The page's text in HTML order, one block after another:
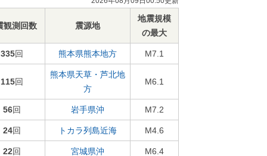
観測回数 震源地
地震規模
の最大
335回 熊本県熊本地方 M7.1
115回
熊本県天草・芦北地
方
M6.1
56回 岩手県沖 M7.2
24回 トカラ列島近海 M4.6
22回 宮城県沖 M6.4